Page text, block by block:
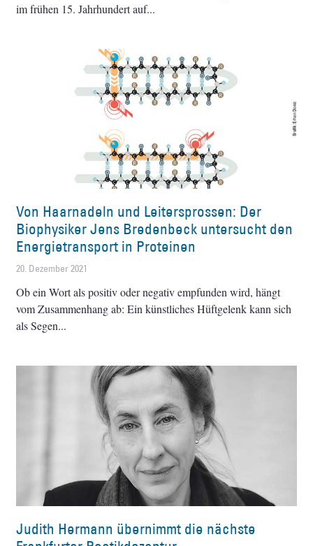
im frühen 15. Jahrhundert auf
Von Haarnadeln und Leitersprossen: Der
Biophysiker Jens Bredenbeck untersucht den
Energietransport in Proteinen
20. Dezember 2021
Ob ein Wort als positiv oder negativ empfunden wird, hängt
vom Zusammenhang ab: Ein künstliches Hüftgelenk kann sich
als Segen
Judith Hermann übernimmt die nächste